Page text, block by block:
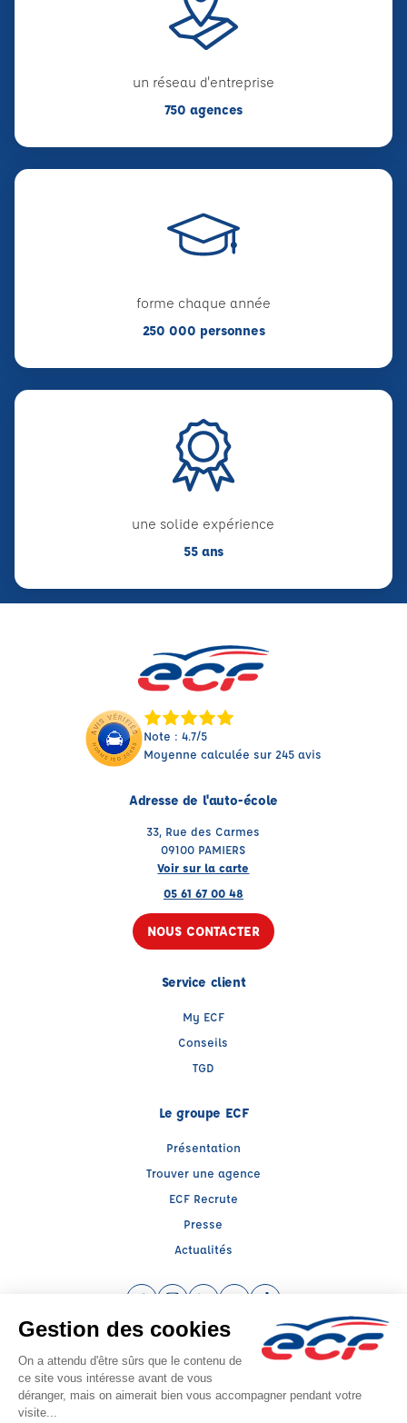
un réseau d'entreprise
750 agences
forme chaque année
250 000 personnes
une solide expérience
55 ans
Note : 4.7/5
Moyenne calculée sur 245 avis
Adresse de l'auto-école
33, Rue des Carmes
09100 PAMIERS
Voir sur la carte
05 61 67 00 48
NOUS CONTACTER
Service client
My ECF
Conseils
TGD
Le groupe ECF
Présentation
Trouver une agence
ECF Recrute
Presse
Actualités
Instagram (nouvelle fenêtre)
LinkedIn (nouvelle fenêtre)
YouTube (nouvelle fenêtre)
TikTok (nouvelle
Raison sociale : ECF ARIEGE - Capital social: 60000€
SIREN: 936980242 - Numéro de TVA intracommunautaire: FR 48 936980242
Agrément n°E0400900370
Siège social : 33, Rue des Carmes , PAMIERS (09100) - Représentant légal :